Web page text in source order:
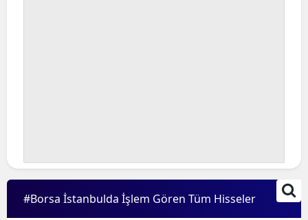
Çankırı
Çorum
#Borsa İstanbulda İşlem Gören Tüm Hisseler